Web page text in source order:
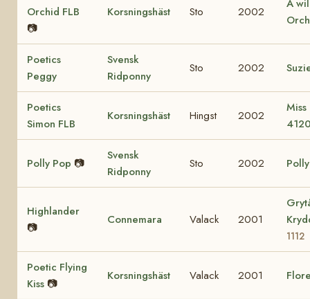
Orchid FLB
📷
Korsningshäst Sto 2002
A
Poetics
Peggy
Svensk
Ridponny
Sto 2002
Poetics
Simon FLB
Korsningshäst Hingst 2002
Miss
Polly Pop 📷
Svensk
Ridponny
Sto 2002
Highlander
📷
Connemara Valack 2001
1112
Poetic Flying
Kiss 📷
Korsningshäst Valack 2001